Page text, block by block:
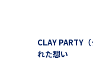
CLAY PARTY
れた想い